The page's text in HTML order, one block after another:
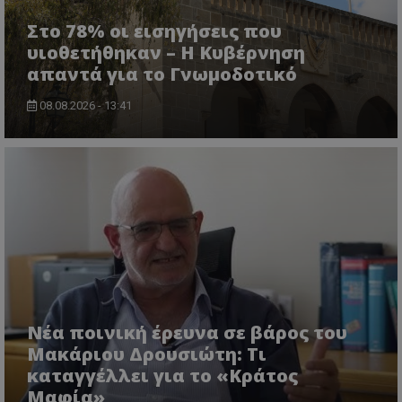
Στο 78% οι εισηγήσεις που
υιοθετήθηκαν – Η Κυβέρνηση
απαντά για το Γνωμοδοτικό
08.08.2026 - 13:41
Νέα ποινική έρευνα σε βάρος του
Μακάριου Δρουσιώτη: Τι
καταγγέλλει για το «Κράτος
Μαφία»
VISITOR_PRIVACY_METADATA